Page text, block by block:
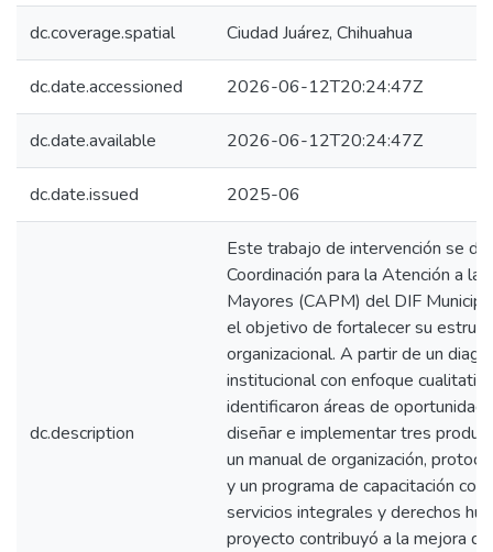
dc.coverage.spatial Ciudad Juárez, Chihuahua
dc.date.accessioned 2026-06-12T20:24:47Z
dc.date.available 2026-06-12T20:24:47Z
dc.date.issued 2025-06
dc.description
Este trabajo de intervención se
Coordinación para la Atención a
Mayores (CAPM) del DIF
el objetivo de fortalecer su
organizacional. A partir de un
institucional con enfoque
identificaron áreas de oportunidad
diseñar e implementar tres
un manual de organización,
y un programa de capacitación
servicios integrales y derechos
proyecto contribuyó a la mejora